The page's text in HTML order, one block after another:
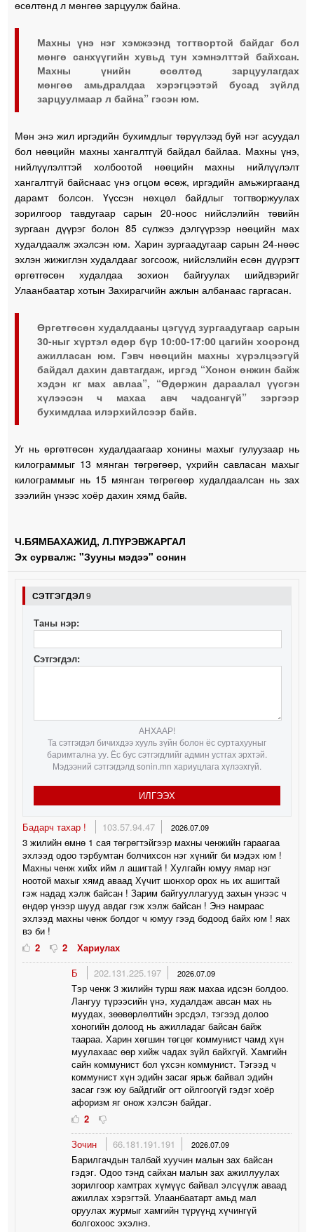
өсөлтөнд л мөнгөө зарцуулж байна.
Махны үнэ нэг хэмжээнд тогтвортой байдаг бол
мөнгө санхүүгийн хувьд тун хэмнэлттэй байхсан.
Махны үнийн өсөлтөд зарцуулагдах
мөнгөө амьдралдаа хэрэгцээтэй бусад зүйлд
зарцуулмаар л байна” гэсэн юм.
Мөн энэ жил иргэдийн бухимдлыг төрүүлээд буй нэг асуудал
бол нөөцийн махны хангалтгүй байдал байлаа. Махны үнэ,
нийлүүлэлттэй холбоотой нөөцийн махны нийлүүлэлт
хангалтгүй байснаас үнэ огцом өсөж, иргэдийн амьжиргаанд
дарамт болсон. Үүссэн нөхцөл байдлыг тогтворжуулах
зорилгоор тавдугаар сарын 20-ноос нийслэлийн төвийн
зургаан дүүрэг болон 85 сүлжээ дэлгүүрээр нөөцийн мах
худалдаалж эхэлсэн юм. Харин зургаадугаар сарын 24-нөөс
эхлэн жижиглэн худалдааг зогсоож, нийслэлийн есөн дүүрэгт
өргөтгөсөн худалдаа зохион байгуулах шийдвэрийг
Улаанбаатар хотын Захирагчийн ажлын албанаас гаргасан.
Өргөтгөсөн худалдааны цэгүүд зургаадугаар сарын
30-ныг хүртэл өдөр бүр 10:00-17:00 цагийн хооронд
ажилласан юм. Гэвч нөөцийн махны хүрэлцээгүй
байдал дахин давтагдаж, иргэд “Хонон өнжин байж
хэдэн кг мах авлаа”, “Өдөржин дараалал үүсгэн
хүлээсэн ч махаа авч чадсангүй” зэргээр
бухимдлаа илэрхийлсээр байв.
Уг нь өргөтгөсөн худалдаагаар хонины махыг гулуузаар нь
килограммыг 13 мянган төгрөгөөр, үхрийн савласан махыг
килограммыг нь 15 мянган төгрөгөөр худалдаалсан нь зах
зээлийн үнээс хоёр дахин хямд байв.
Ч.БЯМБАХАЖИД, Л.ПҮРЭВЖАРГАЛ
Эх сурвалж: "Зууны мэдээ" сонин
СЭТГЭГДЭЛ9
Таны нэр:
Сэтгэгдэл:
АНХААР!
Та сэтгэгдэл бичихдээ хууль зүйн болон ёс суртахууныг
баримтална уу. Ёс бус сэтгэгдлийг админ устгах эрхтэй.
Мэдээний сэтгэгдэлд sonin.mn хариуцлага хүлээхгүй.
ИЛГЭЭХ
Бадарч тахар ! 103.57.94.47 2026.07.09
3 жилийн өмнө 1 сая төгрөгтэйгээр махны чeнжийн гараагаа
эхлээд одоо тэрбумтан болчихсон нэг хүнийг би мэдэх юм !
Махны чeнж хийх ийм л ашигтай ! Хулгайн юмуу ямар нэг
ноотой махыг хямд аваад Хүчит шонхор орох нь их ашигтай
гэж надад хэлж байсан ! Зарим байгууллагууд захын үнээс ч
өндөр үнээр шууд авдаг гэж хэлж байсан ! Энэ намраас
эхлээд махны чeнж болдог ч юмуу гээд бодоод байх юм ! яах
вэ би !
2
2
Хариулах
Б
202.131.225.197 2026.07.09
Тэр ченж 3 жилийн турш яаж махаа идсэн болдоо.
Лангуу түрээсийн үнэ, худалдаж авсан мах нь
муудах, зөөвөрлөлтийн эрсдэл, тэгээд долоо
хоногийн долоод нь ажилладаг байсан байж
таараа. Харин хөгшин төгцөг коммунист чамд хүн
муулахаас өөр хийж чадах зүйл байхгүй. Хамгийн
сайн коммунист бол үхсэн коммунист. Тэгээд ч
коммунист хүн эдийн засаг ярьж байвал эдийн
засаг гэж юу байдгийг огт ойлгоогүй гэдэг хоёр
афоризм яг онож хэлсэн байдаг.
2
Зочин
66.181.191.191 2026.07.09
Барилгачдын талбай хуучин малын зах байсан
гэдэг. Одоо тэнд сайхан малын зах ажиллуулах
зорилгоор хамтрах хүмүүс байвал элсүүлж аваад
ажиллах хэрэгтэй. Улаанбаатарт амьд мал
оруулах журмыг хамгийн түрүүнд хүчингүй
болгохоос эхэлнэ.